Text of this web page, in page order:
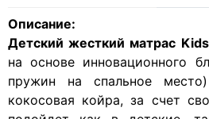
Описание:
Детский жесткий матрас
на основе инновационного
пружин на спальное
кокосовая койра, за счет